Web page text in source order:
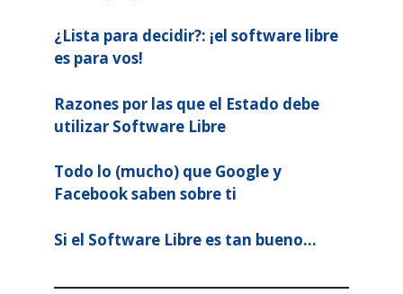
¿Lista para decidir?: ¡el software libre
es para vos!
Razones por las que el Estado debe
utilizar Software Libre
Todo lo (mucho) que Google y
Facebook saben sobre ti
Si el Software Libre es tan bueno…